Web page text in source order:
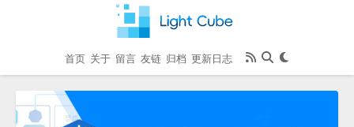
首页 关于 留言 友链 归档 更新日志